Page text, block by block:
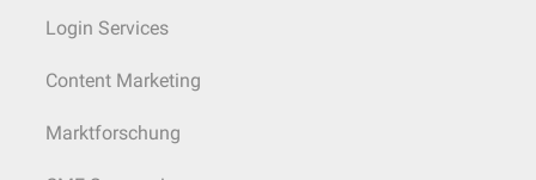
Login Services
Content Marketing
Marktforschung